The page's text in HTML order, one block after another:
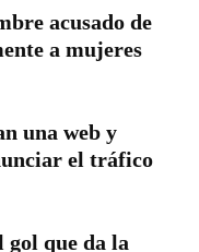
acusado de
a mujeres
una web y
el tráfico
que da la